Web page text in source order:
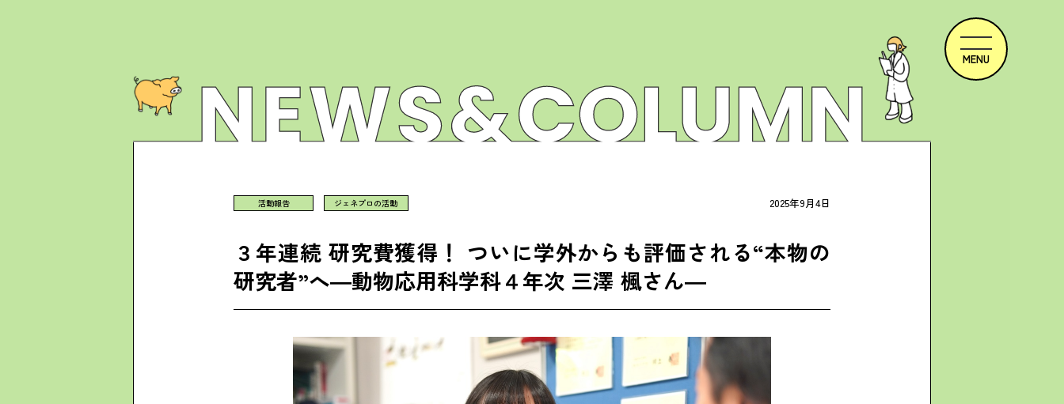
ジェネプロの活動
活動報告 2025年9月4日
３年連続 研究費獲得！ ついに学外からも評価される“本物の
研究者”へ―動物応用科学科４年次 三澤 楓さん―